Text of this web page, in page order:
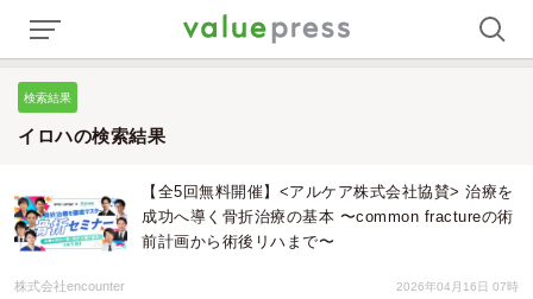
検索結果
イロハの検索結果
【全5回無料開催】<アルケア株式会社協賛> 治療を
成功へ導く骨折治療の基本 〜common fractureの術
前計画から術後リハまで〜
株式会社encounter 2026年04月16日 07時